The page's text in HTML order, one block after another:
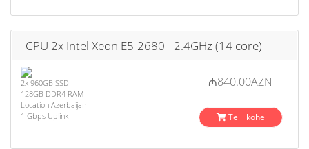
CPU 2x Intel Xeon E5-2680 - 2.4GHz (14 core)
2x 960GB SSD
128GB DDR4 RAM
Location Azerbaijan
1 Gbps Uplink
₼840.00AZN
Telli kohe